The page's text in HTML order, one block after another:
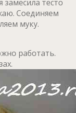
замесила тесто
Соединяем
муку.
работать.